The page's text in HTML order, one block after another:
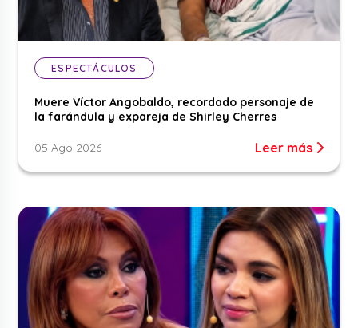
ESPECTÁCULOS
Muere Víctor Angobaldo, recordado personaje de
la farándula y expareja de Shirley Cherres
05 Ago 2026 Leer más